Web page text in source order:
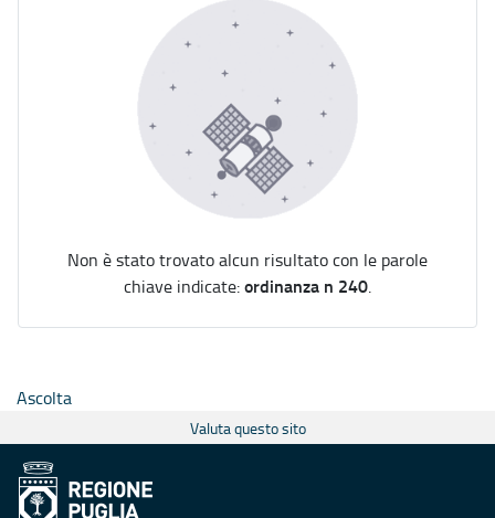
Non è stato trovato alcun risultato con le parole
chiave indicate:ordinanza n 240.
Ascolta
Valuta questo sito